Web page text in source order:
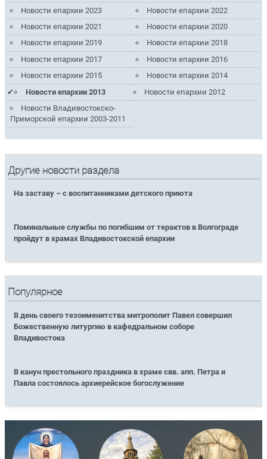
Новости епархии 2023
Новости епархии 2022
Новости епархии 2021
Новости епархии 2020
Новости епархии 2019
Новости епархии 2018
Новости епархии 2017
Новости епархии 2016
Новости епархии 2015
Новости епархии 2014
Новости епархии 2013
Новости епархии 2012
Новости Владивостокско-
Приморской епархии 2003-2011
Другие новости раздела
На заставу – с воспитанниками детского приюта
Поминальные службы по погибшим от терактов в Волгограде
пройдут в храмах Владивостокской епархии
Популярное
В день своего тезоименитства митрополит Павел совершил
Божественную литургию в кафедральном соборе
Владивостока
В канун престольного праздника в храме свв. апп. Петра и
Павла состоялось архиерейское богослужение